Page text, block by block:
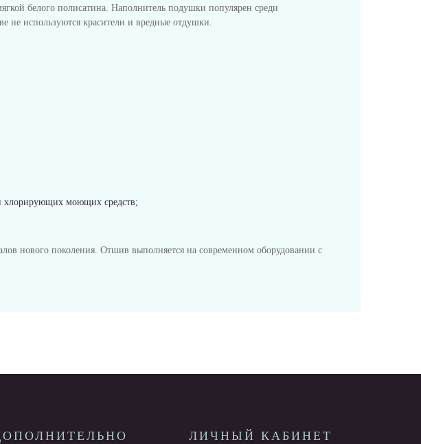
белого полисатина. Наполнитель подушки популярен среди
не используются красители и вредные отдушки.
хлорирующих моющих средств;
нового поколения. Отшив выполняется на современном оборудовании с
ЛИЧНЫЙ КАБИНЕТ